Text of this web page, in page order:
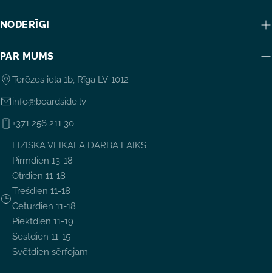
NODERĪGI
PAR MUMS
Terēzes iela 1b, Rīga LV-1012
info@boardside.lv
+371 256 211 30
FIZISKĀ VEIKALA DARBA LAIKS
Pirmdien 13-18
Otrdien 11-18
Trešdien 11-18
Ceturdien 11-18
Piektdien 11-19
Sestdien 11-15
Svētdien sērfojam